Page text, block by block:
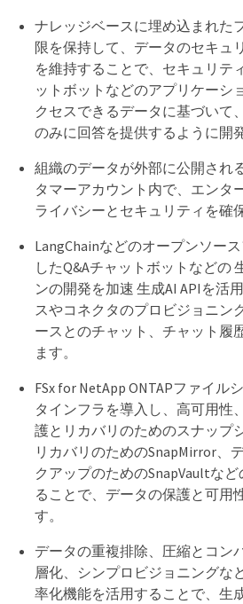
ナレッジベースに埋め込まれた
限を保持して、データのセキュ
を維持することで、セキュリテ
ットボットなどのアプリケーシ
クセスできるデータに基づいて
のみに回答を提供するように開
組織のデータが外部に公開され
タマーアカウント内で、エンタ
ライバシーとセキュリティを確
LangChainなどのオープンソー
したQ&Aチャットボットなどの
ンの開発を加速 生成AI APIを活
スやコネクタのプロビジョニン
ースとのチャット、チャット履
ます。
FSx for NetApp ONTAPファイル
タインフラを導入し、高可用性
護とリカバリのためのスナップ
リカバリのためのSnapMirror、
クアップのためのSnapVaultな
ることで、データの保護と可用
す。
データの重複排除、圧縮とコン
層化、シンプロビジョニングな
率化機能を活用することで、生